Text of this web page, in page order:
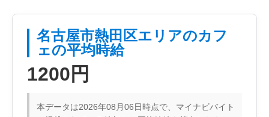
名古屋市熱田区エリアのカフ
ェの平均時給
1200円
本データは2026年08月06日時点で、マイナビバイト